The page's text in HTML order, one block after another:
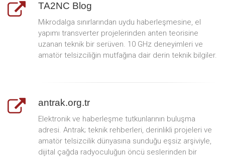
TA2NC Blog
Mikrodalga sınırlarından uydu haberleşmesine, el
yapımı transverter projelerinden anten teorisine
uzanan teknik bir serüven. 10 GHz deneyimleri ve
amatör telsizciliğin mutfağına dair derin teknik bilgiler.
antrak.org.tr
Elektronik ve haberleşme tutkunlarının buluşma
adresi. Antrak; teknik rehberleri, derinlikli projeleri ve
amatör telsizcilik dünyasına sunduğu eşsiz arşiviyle,
dijital çağda radyoculuğun öncü seslerinden bir